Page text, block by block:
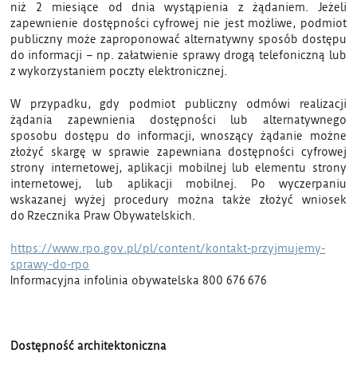
niż 2 miesiące od dnia wystąpienia z żądaniem. Jeżeli
zapewnienie dostępności cyfrowej nie jest możliwe, podmiot
publiczny może zaproponować alternatywny sposób dostępu
do informacji – np. załatwienie sprawy drogą telefoniczną lub
z wykorzystaniem poczty elektronicznej.
W przypadku, gdy podmiot publiczny odmówi realizacji
żądania zapewnienia dostępności lub alternatywnego
sposobu dostępu do informacji, wnoszący żądanie możne
złożyć skargę w sprawie zapewniana dostępności cyfrowej
strony internetowej, aplikacji mobilnej lub elementu strony
internetowej, lub aplikacji mobilnej. Po wyczerpaniu
wskazanej wyżej procedury można także złożyć wniosek
do Rzecznika Praw Obywatelskich.
https://www.rpo.gov.pl/pl/content/kontakt-przyjmujemy-
sprawy-do-rpo
Informacyjna infolinia obywatelska 800 676 676
Dostępność architektoniczna